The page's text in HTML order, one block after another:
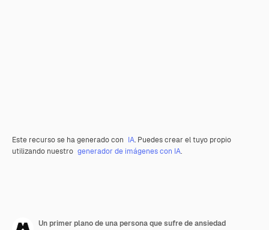
Este recurso se ha generado con IA. Puedes crear el tuyo propio
utilizando nuestro generador de imágenes con IA.
Un primer plano de una persona que sufre de ansiedad